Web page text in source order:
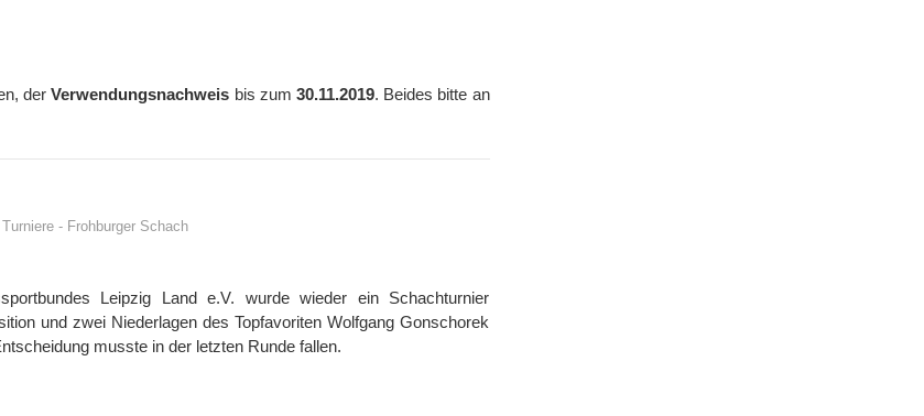
derVerwendungsnachweis bis zum 30.11.2019. Beides bitte an
Turniere - Frohburger Schach
Leipzig Land e.V. wurde wieder ein Schachturnier
und zwei Niederlagen des Topfavoriten Wolfgang Gonschorek
musste in der letzten Runde fallen.